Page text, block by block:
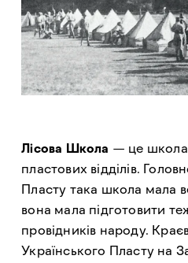
Лісова Школа — це школа
пластових відділів.
Пласту така школа мала
вона мала підготовити
провідників народу.
Українського Пласту на